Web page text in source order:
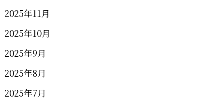
2025年11月
2025年10月
2025年9月
2025年8月
2025年7月